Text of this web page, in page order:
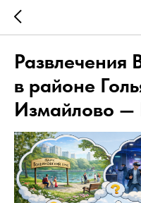
Развлечения
в районе
Измайлово —